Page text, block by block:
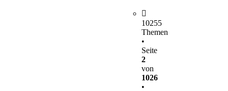
10255
Themen
•
Seite
2
von
1026
•